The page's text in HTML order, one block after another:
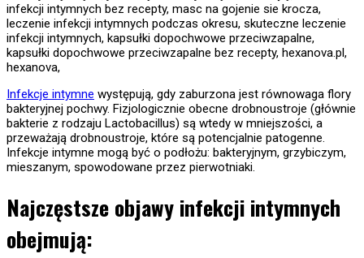
Infekcje intymne występują, gdy zaburzona jest równowaga flory
bakteryjnej pochwy. Fizjologicznie obecne drobnoustroje (głównie
bakterie z rodzaju Lactobacillus) są wtedy w mniejszości, a
przeważają drobnoustroje, które są potencjalnie patogenne.
Infekcje intymne mogą być o podłożu: bakteryjnym, grzybiczym,
mieszanym, spowodowane przez pierwotniaki.
Najczęstsze objawy infekcji intymnych
obejmują: